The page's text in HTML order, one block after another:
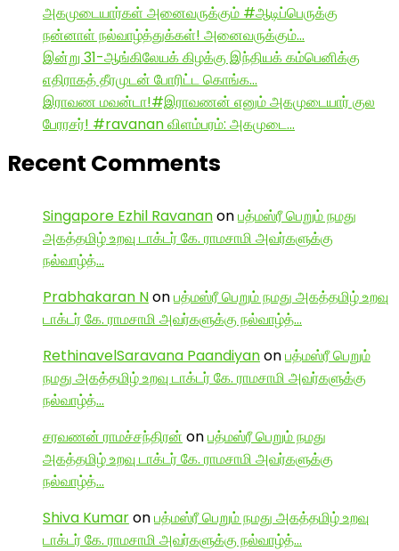
அகமுடையார்கள் அனைவருக்கும் #ஆடிப்பெருக்கு
நன்னாள் நல்வாழ்த்துக்கள்! அனைவருக்கும்…
இன்று 31-ஆங்கிலேயக் கிழக்கு இந்தியக் கம்பெனிக்கு
எதிராகத் தீரமுடன் போரிட்ட கொங்க…
இராவண மவன்டா!#இராவணன் எனும் அகமுடையார் குல
பேரரசர்! #ravanan விளம்பரம்: அகமுடை…
Recent Comments
Singapore Ezhil Ravananonபத்மஸ்ரீ பெறும் நமது
அகத்தமிழ் உறவு டாக்டர் கே. ராமசாமி அவர்களுக்கு
நல்வாழ்த்…
Prabhakaran Nonபத்மஸ்ரீ பெறும் நமது அகத்தமிழ் உறவு
டாக்டர் கே. ராமசாமி அவர்களுக்கு நல்வாழ்த்…
RethinavelSaravana Paandiyanonபத்மஸ்ரீ பெறும்
நமது அகத்தமிழ் உறவு டாக்டர் கே. ராமசாமி அவர்களுக்கு
நல்வாழ்த்…
சரவணன் ராமச்சந்திரன் onபத்மஸ்ரீ பெறும் நமது
அகத்தமிழ் உறவு டாக்டர் கே. ராமசாமி அவர்களுக்கு
நல்வாழ்த்…
Shiva Kumaronபத்மஸ்ரீ பெறும் நமது அகத்தமிழ் உறவு
டாக்டர் கே. ராமசாமி அவர்களுக்கு நல்வாழ்த்…